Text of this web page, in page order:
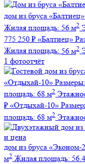
дом из бруса «Балтиец»
Жилая площадь: 56 м2
775 250 ₽ «Балтиец»
Жилая площадь: 56 м2
1 фотоотчёт
«Отдыхай-10» Размеры:
площадь: 68 м2
₽ «Отдыхай-10»
площадь: 68 м2
дом из бруса «Эконом-
м2 Жилая площадь: